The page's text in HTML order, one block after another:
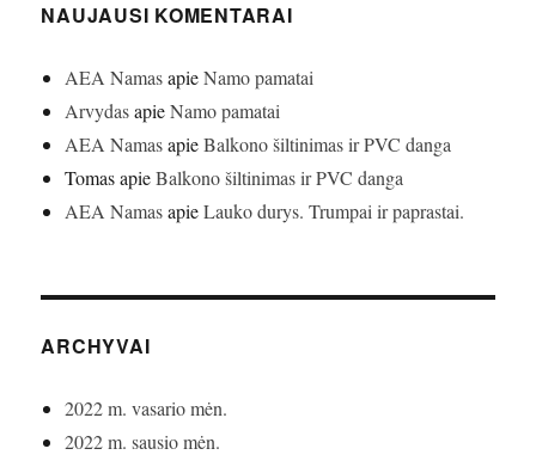
NAUJAUSI KOMENTARAI
AEA NamasapieNamo pamatai
ArvydasapieNamo pamatai
AEA NamasapieBalkono šiltinimas ir PVC danga
TomasapieBalkono šiltinimas ir PVC danga
AEA NamasapieLauko durys. Trumpai ir paprastai.
ARCHYVAI
2022 m. vasario mėn.
2022 m. sausio mėn.